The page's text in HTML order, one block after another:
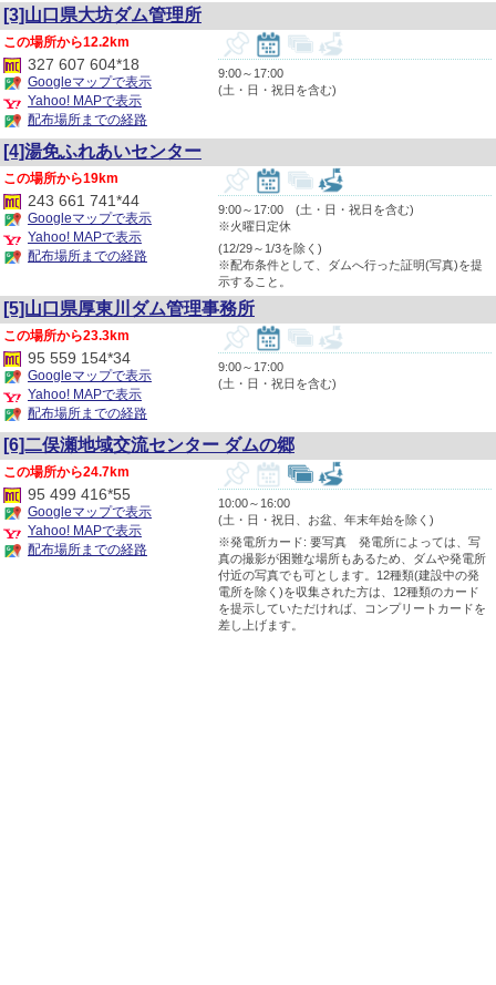
[3]山口県大坊ダム管理所
9:00～17:00
(土・日・祝日を含む)
12.2km
327 607 604*18
Googleマップで表示
Yahoo! MAPで表示
配布場所までの経路
[4]湯免ふれあいセンター
9:00～17:00 (土・日・祝日を含む)
※火曜日定休
(12/29～1/3を除く)
※配布条件として、ダムへ行った証明(写真)を提
示すること。
19km
243 661 741*44
Googleマップで表示
Yahoo! MAPで表示
配布場所までの経路
[5]山口県厚東川ダム管理事務所
9:00～17:00
(土・日・祝日を含む)
23.3km
95 559 154*34
Googleマップで表示
Yahoo! MAPで表示
配布場所までの経路
[6]二俣瀬地域交流センター ダムの郷
10:00～16:00
(土・日・祝日、お盆、年末年始を除く)
※発電所カード: 要写真 発電所によっては、写
真の撮影が困難な場所もあるため、ダムや発電所
付近の写真でも可とします。12種類(建設中の発
電所を除く)を収集された方は、12種類のカード
を提示していただければ、コンプリートカードを
差し上げます。
24.7km
95 499 416*55
Googleマップで表示
Yahoo! MAPで表示
配布場所までの経路